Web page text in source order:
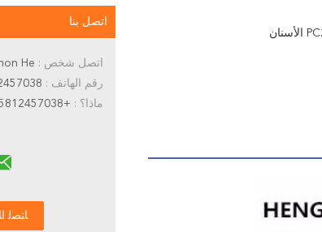
اتصل بنا
اتصل شخص :
رقم الهاتف :
ماذا؟ : +8615812457038